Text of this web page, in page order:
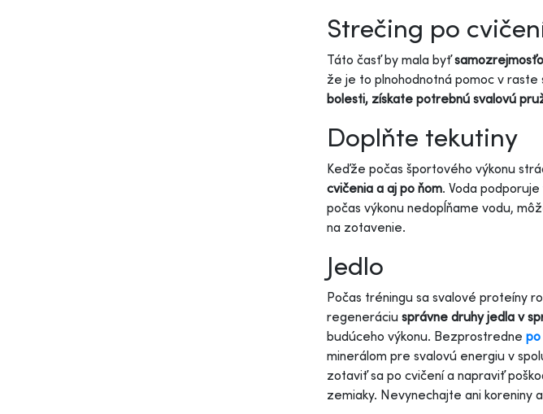
Strečing po
Táto časť by mala byť
že je to plnohodnotná pomoc v raste
bolesti, získate potrebnú svalovú
Doplňte tekutiny
Keďže počas športového výkonu
cvičenia a aj po ňom. Voda
počas výkonu nedopĺňame vodu,
na zotavenie.
Jedlo
Počas tréningu sa svalové proteíny
regeneráciu správne druhy jedla v
budúceho výkonu. Bezprostredne po
minerálom pre svalovú energiu v
zotaviť sa po cvičení a napraviť
zemiaky. Nevynechajte ani koreniny